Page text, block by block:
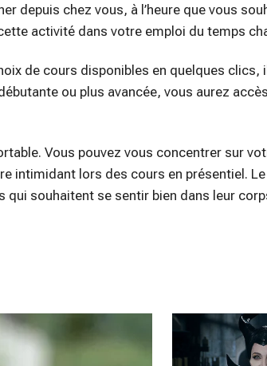
depuis chez vous, à l’heure que vous
activité dans votre emploi du temps
de cours disponibles en quelques clics,
ou plus avancée, vous aurez
Vous pouvez vous concentrer sur
intimidant lors des cours en présentiel.
souhaitent se sentir bien dans leur